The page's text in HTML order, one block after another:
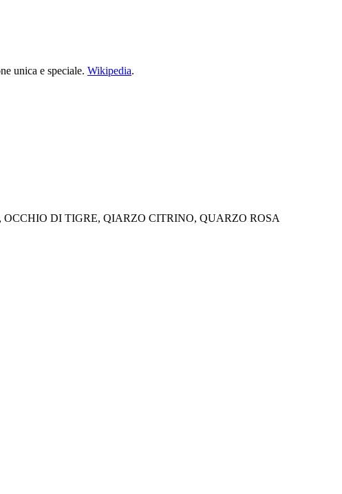
unica e speciale. Wikipedia.
DI TIGRE, QIARZO CITRINO, QUARZO ROSA